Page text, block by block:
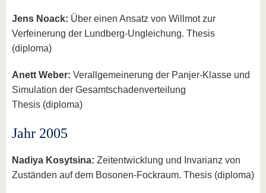
Jens Noack: Über einen Ansatz von Willmot zur
Verfeinerung der Lundberg-Ungleichung. Thesis
(diploma)
Anett Weber: Verallgemeinerung der Panjer-Klasse und
Simulation der Gesamtschadenverteilung
Thesis (diploma)
Jahr 2005
Nadiya Kosytsina: Zeitentwicklung und Invarianz von
Zuständen auf dem Bosonen-Fockraum. Thesis (diploma)